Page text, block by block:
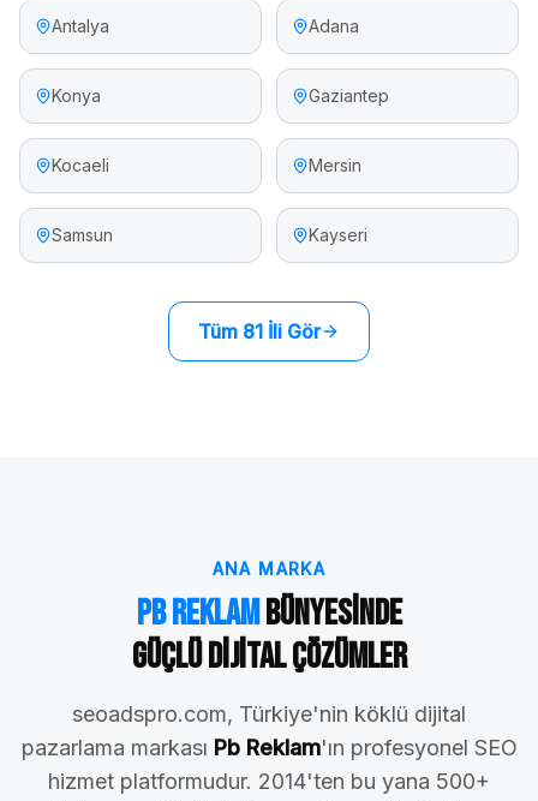
Antalya Adana
Konya Gaziantep
Kocaeli Mersin
Samsun Kayseri
Tüm 81 İli Gör
ANA MARKA
Pb ReklamBünyesinde
Güçlü Dijital Çözümler
seoadspro.com, Türkiye'nin köklü dijital
pazarlama markası Pb Reklam'ın profesyonel SEO
hizmet platformudur. 2014'ten bu yana 500+